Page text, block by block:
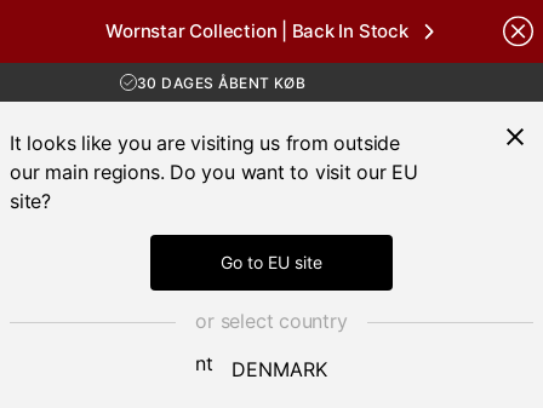
Wornstar Collection | Back In Stock
GRATIS FRAGT VED KØB OVER 700 KR
HURTIG LEVERING 3 – 5 DAGE
GRATIS FRAGT VED KØB OVER 700 KR
It looks like you are visiting us from outside
our main regions. Do you want to visit our EU
site?
Go to EU site
or select country
DENMARK